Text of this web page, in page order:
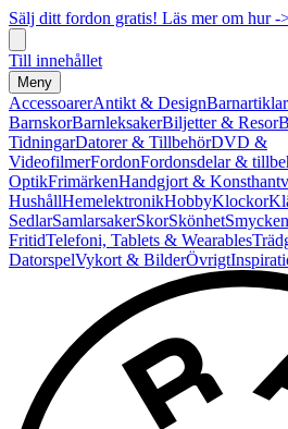
Sälj ditt fordon gratis! Läs mer om hur -
Till innehållet
Meny
AccessoarerAntikt & DesignBarnartiklar
BarnskorBarnleksakerBiljetter & Resor
TidningarDatorer & TillbehörDVD &
VideofilmerFordonFordonsdelar &
OptikFrimärkenHandgjort &
HushållHemelektronikHobbyKlockor
SedlarSamlarsakerSkorSkönhet
FritidTelefoni, Tablets & Wearables
DatorspelVykort & BilderÖvrigt